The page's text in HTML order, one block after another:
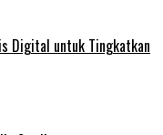
Digital untuk Tingkatkan